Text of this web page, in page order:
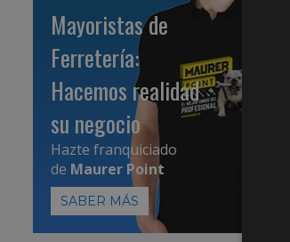
Mayoristas de
Ferretería:
Hacemos realidad
su negocio
Hazte franquiciado
de Maurer Point
SABER MÁS